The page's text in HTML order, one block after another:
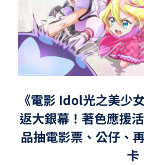
《電影 Idol光之美少
返大銀幕！著色應援
品抽電影票、公仔、
卡